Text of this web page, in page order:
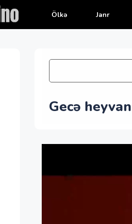
Ölkə Janr
Gecə